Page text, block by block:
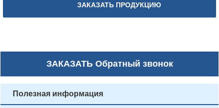
ЗАКАЗАТЬ ПРОДУКЦИЮ
ЗАКАЗАТЬОбратный звонок
Полезная информация